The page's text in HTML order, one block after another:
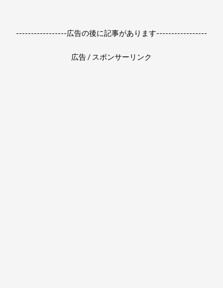
-----------------広告の後に記事があります-----------------
広告 / スポンサーリンク